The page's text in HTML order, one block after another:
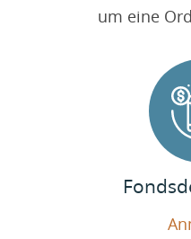
um eine